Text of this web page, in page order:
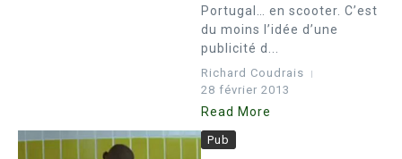
Portugal… en scooter. C’est
du moins l’idée d’une
publicité d...
Richard Coudrais
28 février 2013
Read More
Pub